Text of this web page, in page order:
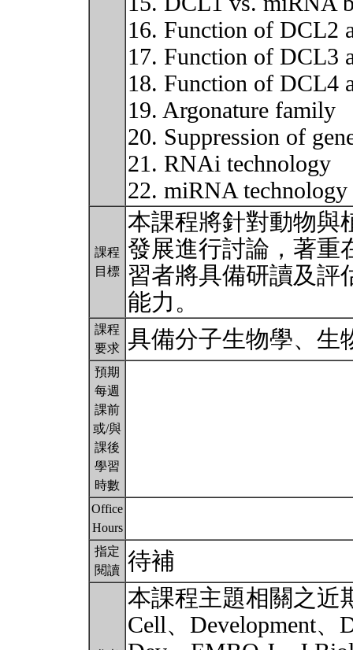
16. Function of DCL2
17. Function of DCL3
18. Function of DCL4
19. Argonature family
20. Suppression of
21. RNAi technology
22. miRNA technology
課程
目標
本課程將針對動物與
發展進行討論，著重
習者將具備研讀及評
能力。
課程
要求 具備分子生物學、
預期
每週
課前
或/與
課後
學習
時數
Office
Hours
指定
閱讀 待補
本課程主題相關之近
Cell、Development、